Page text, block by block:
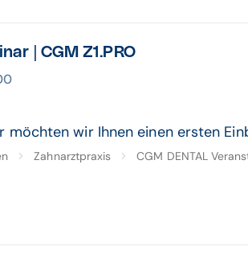
| CGM Z1.PRO
möchten wir Ihnen einen ersten
Zahnarztpraxis CGM DENTAL